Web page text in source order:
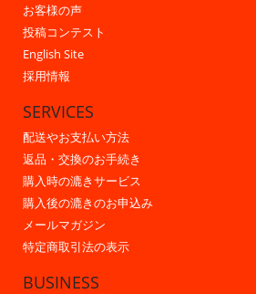
お客様の声
投稿コンテスト
English Site
採用情報
SERVICES
配送やお支払い方法
返品・交換のお手続き
購入時の漉きサービス
購入後の漉きのお申込み
メールマガジン
特定商取引法の表示
BUSINESS